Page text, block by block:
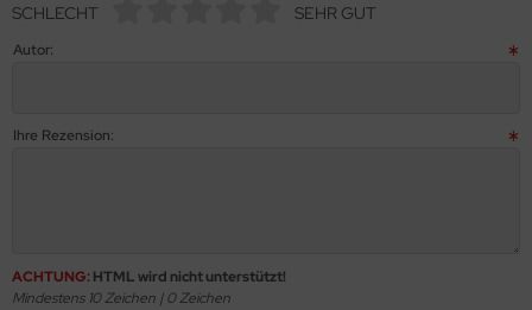
SCHLECHT SEHR GUT
Autor:
Ihre Rezension:
ACHTUNG: HTML wird nicht unterstützt!
Mindestens 10 Zeichen |0Zeichen